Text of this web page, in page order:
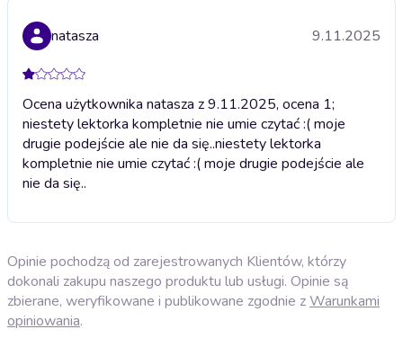
natasza 9.11.2025
Ocena użytkownika natasza z 9.11.2025, ocena 1;
niestety lektorka kompletnie nie umie czytać :( moje
drugie podejście ale nie da się..niestety lektorka
kompletnie nie umie czytać :( moje drugie podejście ale
nie da się..
Opinie pochodzą od zarejestrowanych Klientów, którzy
dokonali zakupu naszego produktu lub usługi. Opinie są
zbierane, weryfikowane i publikowane zgodnie zWarunkami
opiniowania.